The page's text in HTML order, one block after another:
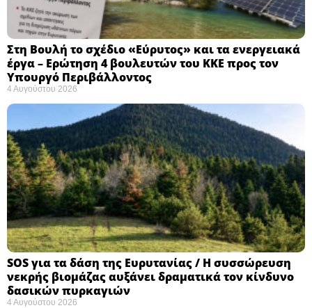
Στη Βουλή το σχέδιο «Εύρυτος» και τα ενεργειακά
έργα – Ερώτηση 4 βουλευτών του ΚΚΕ προς τον
Υπουργό Περιβάλλοντος
4 Αυγούστου 2026
SOS για τα δάση της Ευρυτανίας / Η συσσώρευση
νεκρής βιομάζας αυξάνει δραματικά τον κίνδυνο
δασικών πυρκαγιών
4 Αυγούστου 2026